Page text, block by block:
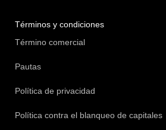
Términos y condiciones
Término comercial
Pautas
Política de privacidad
Política contra el blanqueo de capitales